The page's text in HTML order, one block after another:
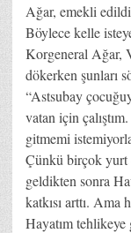
Ağar, emekli
Böylece kelle
Korgeneral Ağar,
dökerken şunları
“Astsubay
vatan için
gitmemi
Çünkü birçok yurt
geldikten sonra
katkısı arttı.
Hayatım tehlikeye